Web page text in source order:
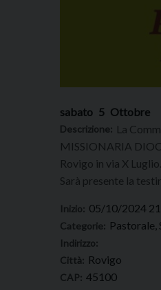
sabato 5 Ottobre
Descrizione: La
MISSIONARIA
Rovigo in via X Luglio.
Sarà presente la
Inizio: 05/10/2024
Categorie:
Indirizzo:
Città: Rovigo
CAP: 45100